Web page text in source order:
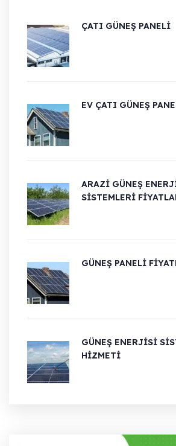
ÇATI GÜNEŞ PANELI
EV ÇATI GÜNEŞ
ARAZI GÜNEŞ
SISTEMLERI
GÜNEŞ PANELI
GÜNEŞ ENERJISI
HIZMETI